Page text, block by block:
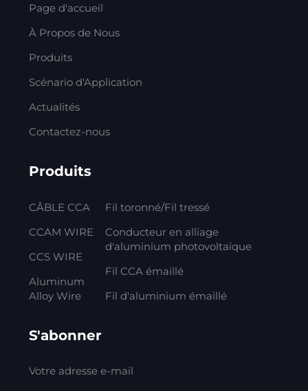
Page d'accueil
À Propos de Nous
Produits
Scénario d'Application
Actualités
Contactez-nous
Produits
CÂBLE CCA
CCAM WIRE
CCS WIRE
Aluminum
Alloy Wire
Fil toronné/Fil tressé
Conducteur en alliage
d'aluminium photovoltaïque
Fil CCA émaillé
Fil d'aluminium émaillé
S'abonner
Votre adresse e-mail